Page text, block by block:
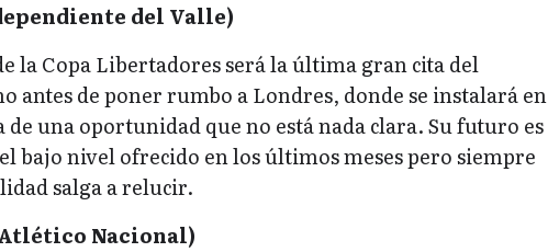
del Valle)
la Copa Libertadores será la última gran cita del
antes de poner rumbo a Londres, donde se instalará en
de una oportunidad que no está nada clara. Su futuro es
bajo nivel ofrecido en los últimos meses pero siempre
salga a relucir.
Nacional)